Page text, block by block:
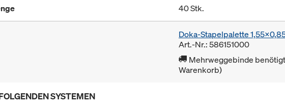
40 Stk.
Doka-Stapelpalette
Art.-Nr.: 586151000
Mehrweggebinde
Warenkorb)
SYSTEMEN